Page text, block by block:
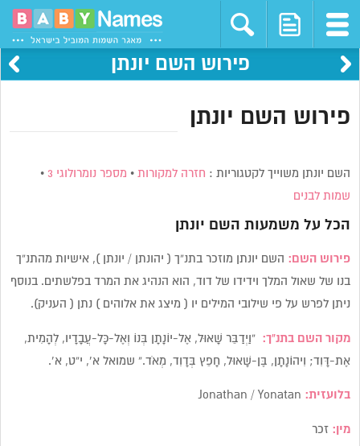
פירוש השם יונתן
פירוש השם יונתן
השם יונתן משוייך לקטגוריות : חזרה למקורות • מספר נומרולוגי 3 •
שמות לבנים
הכל על משמעות השם יונתן
פירוש השם: השם יונתן מוזכר בתנ”ך ( יהונתן / יונתן ), אישיות מהתנ”ך
בנו של שאול המלך וידידו של דוד, הוא הנהיג את המרד בפלשתים. בנוסף
ניתן לפרש על פי שילובי המילים יו ( מיצג את אלוהים ) נתן ( העניק).
מקור השם בתנ”ך: ”וַיְדַבֵּר שָׁאוּל, אֶל-יוֹנָתָן בְּנוֹ וְאֶל-כָּל-עֲבָדָיו, לְהָמִית,
אֶת-דָּוִד; וִיהוֹנָתָן, בֶּן-שָׁאוּל, חָפֵץ בְּדָוִד, מְאֹד.” שמואל א’, י”ט, א’.
בלועזית:
מין: זכר